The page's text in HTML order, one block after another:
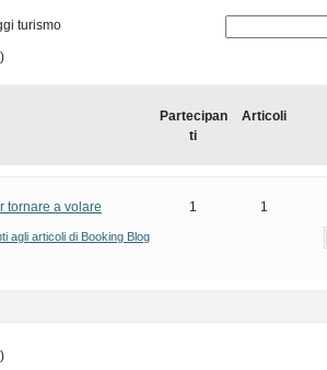
turismo
Partecipan
ti
Articoli
tornare a volare
agli articoli di Booking Blog
1 1